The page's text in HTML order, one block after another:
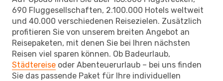
690 Fluggesellschaften, 2.100.000 Hotels weltweit
und 40.000 verschiedenen Reisezielen. Zusätzlich
profitieren Sie von unserem breiten Angebot an
Reisepaketen, mit denen Sie bei Ihren nächsten
Reisen viel sparen können. Ob Badeurlaub,
Städtereise oder Abenteuerurlaub – bei uns finden
Sie das passende Paket für Ihre individuellen